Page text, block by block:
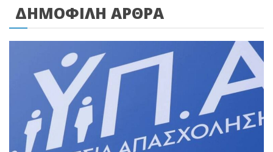
ΔΗΜΟΦΙΛΗ ΑΡΘΡΑ